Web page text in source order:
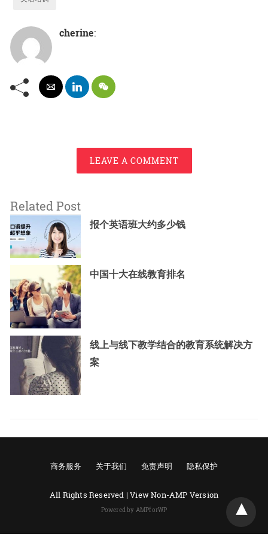
cherine:
LEAVE A COMMENT
Related Post
报个英语班大约多少钱
中国十大在线教育排名
线上与线下教学结合的教育系统解决方
案
商务服务 关于我们 免责声明 隐私保护
All Rights Reserved |View Non-AMP Version
Powered by AMPforWP